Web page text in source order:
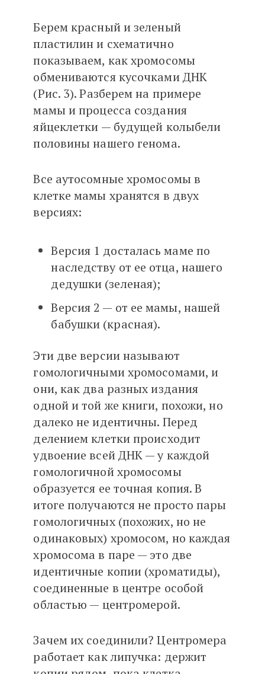
Берем красный и зеленый
пластилин и схематично
показываем, как хромосомы
обмениваются кусочками ДНК
(Рис. 3). Разберем на примере
мамы и процесса создания
яйцеклетки — будущей колыбели
половины нашего генома.
Все аутосомные хромосомы в
клетке мамы хранятся в двух
версиях:
Версия 1 досталась маме по
наследству от ее отца, нашего
дедушки (зеленая);
Версия 2 — от ее мамы, нашей
бабушки (красная).
Эти две версии называют
гомологичными хромосомами, и
они, как два разных издания
одной и той же книги, похожи, но
далеко не идентичны. Перед
делением клетки происходит
удвоение всей ДНК — у каждой
гомологичной хромосомы
образуется ее точная копия. В
итоге получаются не просто пары
гомологичных (похожих, но не
одинаковых) хромосом, но каждая
хромосома в паре — это две
идентичные копии (хроматиды),
соединенные в центре особой
областью — центромерой.
Зачем их соединили? Центромера
работает как липучка: держит